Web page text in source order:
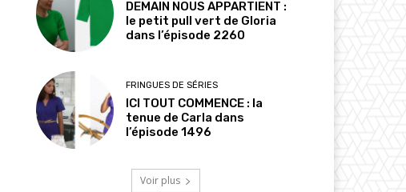
DEMAIN NOUS APPARTIENT :
le petit pull vert de Gloria
dans l’épisode 2260
FRINGUES DE SÉRIES
ICI TOUT COMMENCE : la
tenue de Carla dans
l’épisode 1496
Voir plus